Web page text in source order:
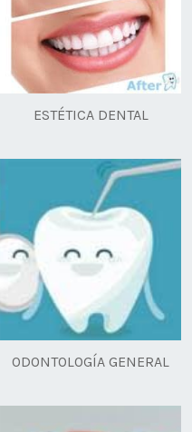
ESTÉTICA DENTAL
ODONTOLOGÍA GENERAL